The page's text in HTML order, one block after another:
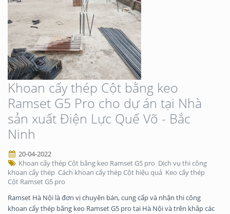
Khoan cấy thép Cột bằng keo
Ramset G5 Pro cho dự án tại Nhà
sản xuất Điện Lực Quế Võ - Bắc
Ninh
20-04-2022
Khoan cấy thép Cột bằng keo Ramset G5 pro Dịch vụ thi công
khoan cấy thép Cách khoan cấy thép Cột hiệu quả Keo cấy thép
Cột Ramset G5 pro
Ramset Hà Nội là đơn vị chuyên bán, cung cấp và nhận thi công
khoan cấy thép bằng keo Ramset G5 pro tại Hà Nội và trên khắp các